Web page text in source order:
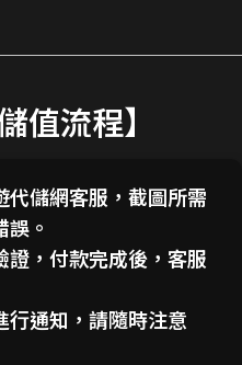
值流程】
代儲網客服，截圖所需
。
，付款完成後，客服
行通知，請隨時注意